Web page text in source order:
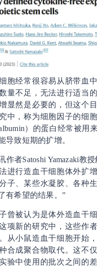
胞经常很容易从脐带血
量不足，无法进行适当
显然是必要的，但这个
中，称为细胞因子的细
）的蛋白经常被用
导致短期的扩增。
作者Satoshi Yamazaki教
进行造血干细胞体外扩
子、某些水凝胶、各种
有希望的结果。”
曾被认为是体外造血干
项新的研究中，这些作
从小鼠造血干细胞开始
合成聚合物取代。这不
验中使用的批次之间的